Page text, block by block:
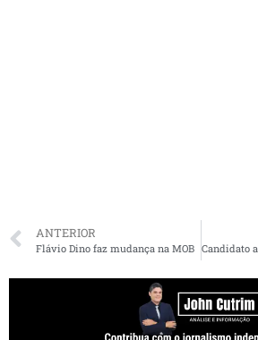
ANTERIOR
Flávio Dino faz mudança na MOB